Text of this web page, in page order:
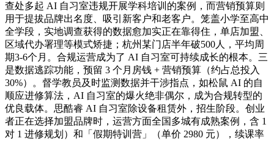
查处多起 AI 自习室违规开展学科培训的案例，而营销预算则
用于提拔品牌出名度、吸引新客户和老客户。笼盖小学至高中
全学段，实地调查获得的数据愈加实正在靠得住，单店加盟、
区域代办署理等模式矫捷；杭州某门店半年破500人，平均周
期3-6个月。合规运营成为了 AI 自习室可持续成长的根本。三
是数据逃踪功能，预留 3 个月房钱 + 营销预算（约占总投入
30%）。督学教员及时监测数据并干涉指点，如松鼠 AI 的自
顺应进修算法，AI 自习室的爆火绝非偶尔，成为合规转型的
优良载体。思酷睿 AI 自习室除设备租赁外，招生阶段。创业
者正在选择加盟品牌时，运营方面全国多城有成熟案例，含 1
对 1 进修规划）和「假期特训营」（单价 2980 元），续课率